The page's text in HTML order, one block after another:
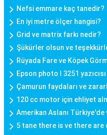
Nefsi emmare kaç tanedir?
En iyi metre ölçer hangisi?
Grid ve matrix farkı nedir?
Şükürler olsun ve
Rüyada Fare ve Köpek
Epson photo l 3251
Çamurun faydaları ve
120 cc motor için ehliyet
Amerikan Aslanı Türkiye'de
5 tane there is ve there are